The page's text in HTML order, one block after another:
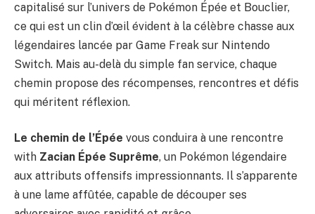
capitalisé sur l’univers de Pokémon Épée et Bouclier,
ce qui est un clin d’œil évident à la célèbre chasse aux
légendaires lancée par Game Freak sur Nintendo
Switch. Mais au-delà du simple fan service, chaque
chemin propose des récompenses, rencontres et défis
qui méritent réflexion.
Le chemin de l’Épée vous conduira à une rencontre
with Zacian Épée Suprême, un Pokémon légendaire
aux attributs offensifs impressionnants. Il s’apparente
à une lame affûtée, capable de découper ses